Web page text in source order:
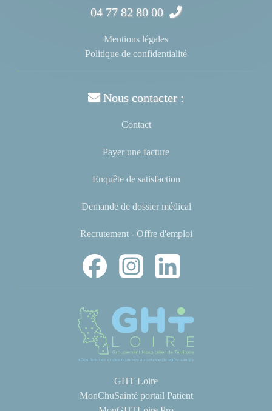
04 77 82 80 00
Mentions légales
Politique de confidentialité
Nous contacter :
Contact
Payer une facture
Enquête de satisfaction
Demande de dossier médical
Recrutement - Offre d'emploi
GHT Loire
MonChuSainté portail Patient